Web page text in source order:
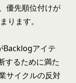
優先順位付けが
ります。
Backlogアイテ
するために満た
サイクルの反対